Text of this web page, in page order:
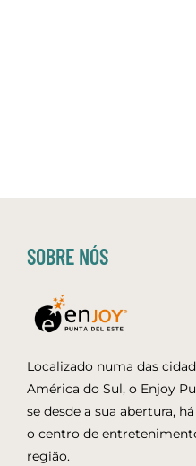
SOBRE NÓS
Localizado numa das
América do Sul, o Enjoy
se desde a sua abertura,
o centro de
região.